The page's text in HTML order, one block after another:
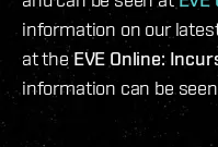
information on our
at theEVE Online:
information can be